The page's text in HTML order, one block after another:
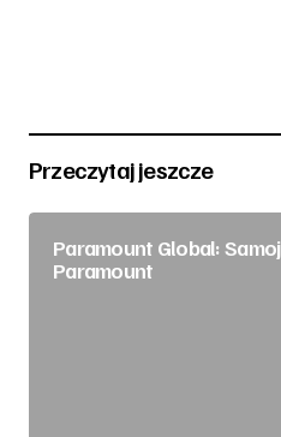
Przeczytaj jeszcze
Paramount Global:
Paramount